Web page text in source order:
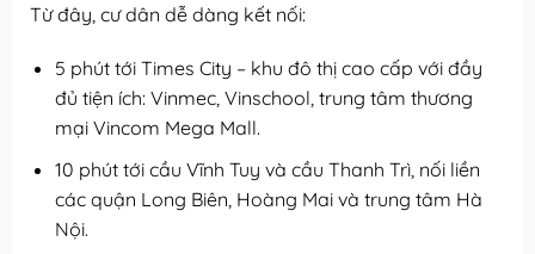
Từ đây, cư dân dễ dàng kết nối:
5 phút tới Times City – khu đô thị cao cấp với đầy
đủ tiện ích: Vinmec, Vinschool, trung tâm thương
mại Vincom Mega Mall.
10 phút tới cầu Vĩnh Tuy và cầu Thanh Trì, nối liền
các quận Long Biên, Hoàng Mai và trung tâm Hà
Nội.